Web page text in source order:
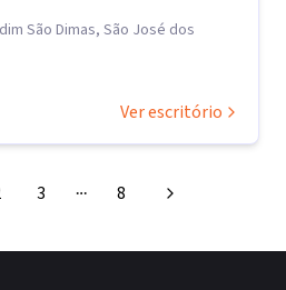
São Dimas, São José dos
Ver escritório
3 More pages
8